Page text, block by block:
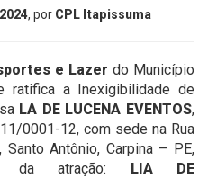
, por CPL Itapissuma
e Lazer do Município
ratifica a Inexigibilidade de
LA DE LUCENA EVENTOS,
0001-12, com sede na Rua
Antônio, Carpina – PE,
da atração: LIA DE